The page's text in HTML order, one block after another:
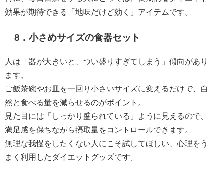
効果が期待できる「地味だけど効く」アイテムです。
8．小さめサイズの食器セット
人は「器が大きいと、つい盛りすぎてしまう」傾向があり
ます。
ご飯茶碗やお皿を一回り小さいサイズに変えるだけで、自
然と食べる量を減らせるのがポイント。
見た目には「しっかり盛られている」ように見えるので、
満足感を保ちながら摂取量をコントロールできます。
無理な我慢をしたくない人にこそ試してほしい、心理をう
まく利用したダイエットグッズです。